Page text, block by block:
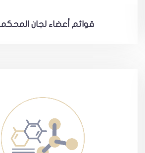
قوائم أعضاء لجان